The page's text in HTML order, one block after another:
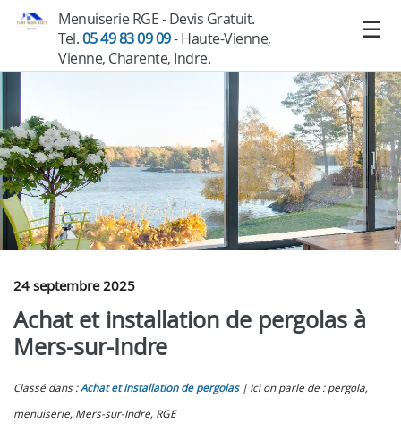
Menuiserie RGE - Devis Gratuit.
Tel.05 49 83 09 09- Haute-Vienne,
Vienne, Charente, Indre.
24 septembre 2025
Achat et installation de pergolas à
Mers-sur-Indre
Classé dans :Achat et installation de pergolas
Ici on parle de : pergola,
menuiserie, Mers-sur-Indre, RGE